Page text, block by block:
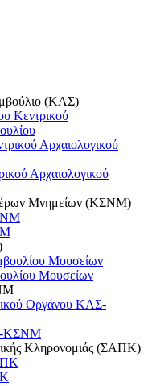
(ΚΑΣ)
Κεντρικού
Αρχαιολογικού
Αρχαιολογικού
Μνημείων (ΚΣΝΜ)
Μουσείων
Μουσείων
Οργάνου ΚΑΣ-
ΚΣΝΜ
Κληρονομιάς (ΣΑΠΚ)